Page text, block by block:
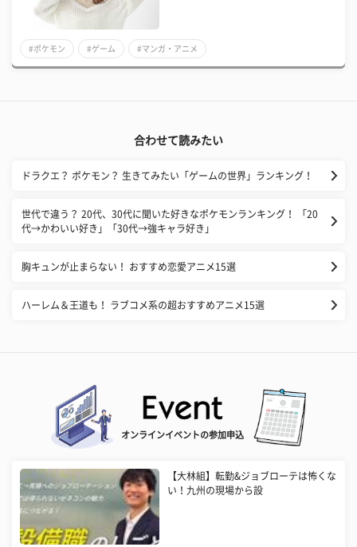
#ポケモン #ゲーム #マンガ・アニメ
合わせて読みたい
ドラクエ？ ポケモン？ 生きてみたい「ゲームの世界」ランキング！
世代で違う？ 20代、30代に聞いた好きなポケモンランキング！ 「20
代→かわいい好き」「30代→強キャラ好き」
胸キュンが止まらない！ おすすめ恋愛アニメ15選
ハーレム＆王道も！ ラブコメ系の超おすすめアニメ15選
オンラインイベントの参加申込
【大林組】転勤&ジョブローテは怖くな
い！九州の現場から設